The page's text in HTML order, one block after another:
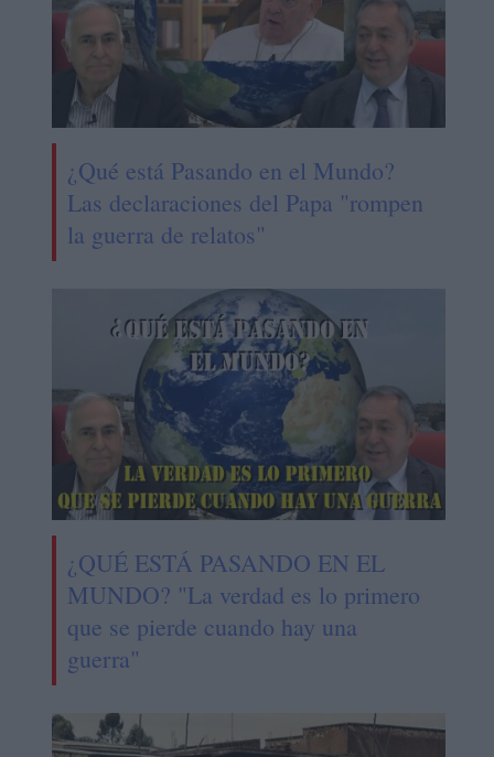
¿Qué está Pasando en el Mundo?
Las declaraciones del Papa "rompen
la guerra de relatos"
¿QUÉ ESTÁ PASANDO EN EL
MUNDO? "La verdad es lo primero
que se pierde cuando hay una
guerra"